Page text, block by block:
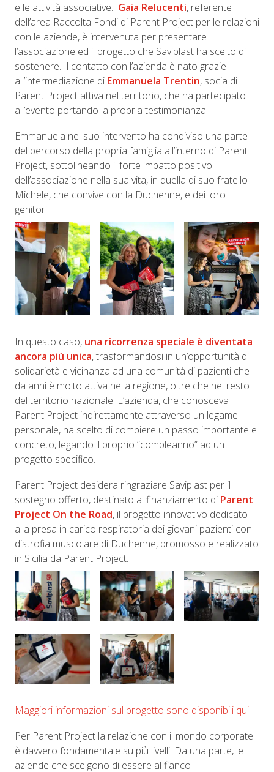
e le attività associative. Gaia Relucenti, referente
dell’area Raccolta Fondi di Parent Project per le relazioni
con le aziende, è intervenuta per presentare
l’associazione ed il progetto che Saviplast ha scelto di
sostenere. Il contatto con l’azienda è nato grazie
all’intermediazione di Emmanuela Trentin, socia di
Parent Project attiva nel territorio, che ha partecipato
all’evento portando la propria testimonianza.
Emmanuela nel suo intervento ha condiviso una parte
del percorso della propria famiglia all’interno di Parent
Project, sottolineando il forte impatto positivo
dell’associazione nella sua vita, in quella di suo fratello
Michele, che convive con la Duchenne, e dei loro
genitori.
In questo caso, una ricorrenza speciale è diventata
ancora più unica, trasformandosi in un’opportunità di
solidarietà e vicinanza ad una comunità di pazienti che
da anni è molto attiva nella regione, oltre che nel resto
del territorio nazionale. L’azienda, che conosceva
Parent Project indirettamente attraverso un legame
personale, ha scelto di compiere un passo importante e
concreto, legando il proprio “compleanno” ad un
progetto specifico.
Parent Project desidera ringraziare Saviplast per il
sostegno offerto, destinato al finanziamento di Parent
Project On the Road, il progetto innovativo dedicato
alla presa in carico respiratoria dei giovani pazienti con
distrofia muscolare di Duchenne, promosso e realizzato
in Sicilia da Parent Project.
Maggiori informazioni sul progetto sono disponibili qui
Per Parent Project la relazione con il mondo corporate
è davvero fondamentale su più livelli. Da una parte, le
aziende che scelgono di essere al fianco